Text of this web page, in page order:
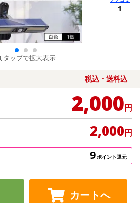
タップで拡大表示
1
税込・送料込
2,000円
2,000円
9ポイント還元
カートへ